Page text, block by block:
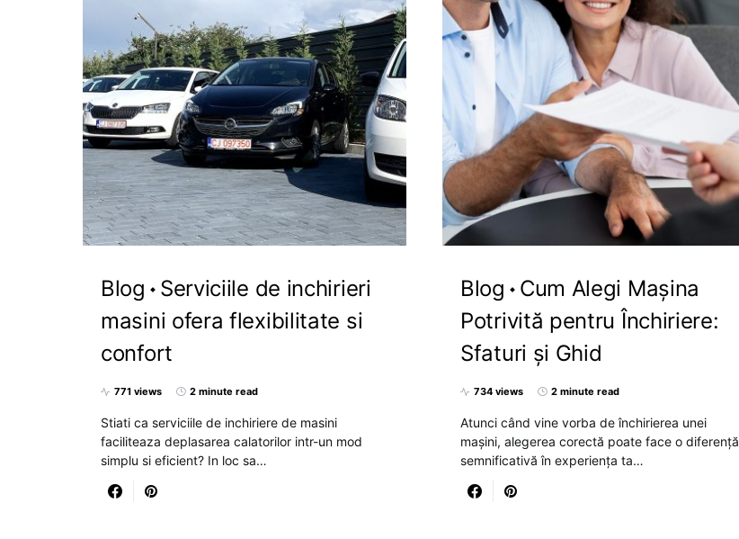
Blog
Serviciile de inchirieri
masini ofera flexibilitate si
confort
771 views 2 minute read
Stiati ca serviciile de inchiriere de masini
faciliteaza deplasarea calatorilor intr-un mod
simplu si eficient? In loc sa…
Blog
Cum Alegi Mașina
Potrivită pentru Închiriere:
Sfaturi și Ghid
734 views 2 minute read
Atunci când vine vorba de închirierea unei
mașini, alegerea corectă poate face o diferență
semnificativă în experiența ta…